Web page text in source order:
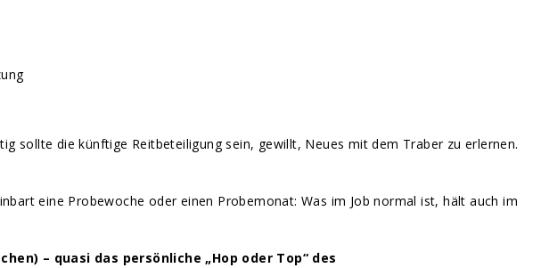
sollte die künftige Reitbeteiligung sein, gewillt, Neues mit dem Traber zu erlernen.
eine Probewoche oder einen Probemonat: Was im Job normal ist, hält auch im
– quasi das persönliche „Hop oder Top“ des